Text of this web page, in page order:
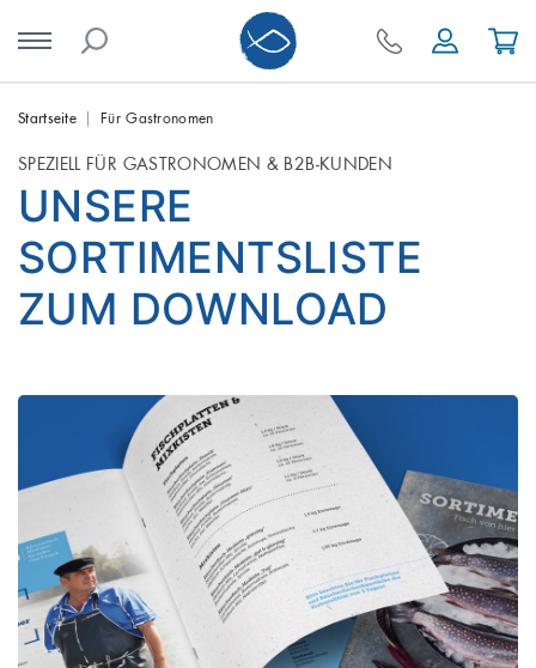
SkipStartseite Für Gastronomen
SPEZIELL FÜR GASTRONOMEN & B2B-KUNDEN
UNSERE
SORTIMENTSLISTE
ZUM DOWNLOAD